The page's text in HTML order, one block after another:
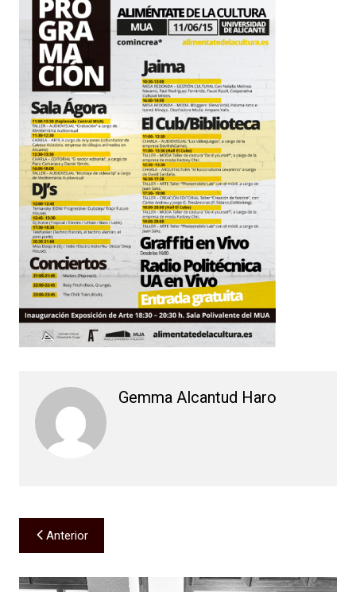
Gemma Alcantud Haro
Navegación
de
entradas
Anterior